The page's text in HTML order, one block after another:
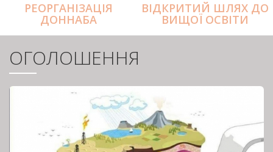
РЕОРГАНІЗАЦІЯ
ДОННАБА
ВІДКРИТИЙ ШЛЯХ ДО
ВИЩОЇ ОСВІТИ
ОГОЛОШЕННЯ